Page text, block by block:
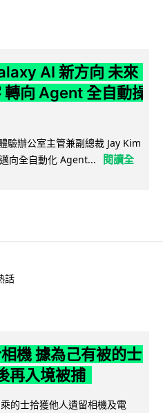
AI 新方向 未來
向 Agent 全自動操
驗辦公室主管兼副總裁 Jay Kim
向全自動化 Agent...
閱讀全
話
機 據為己有被的士
再入境被捕
的士拾獲他人遺留相機及電